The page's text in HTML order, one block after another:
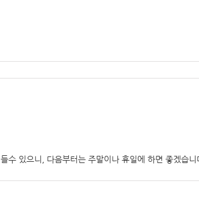
수 있으니, 다음부터는 주말이나 휴일에 하면 좋겠습니